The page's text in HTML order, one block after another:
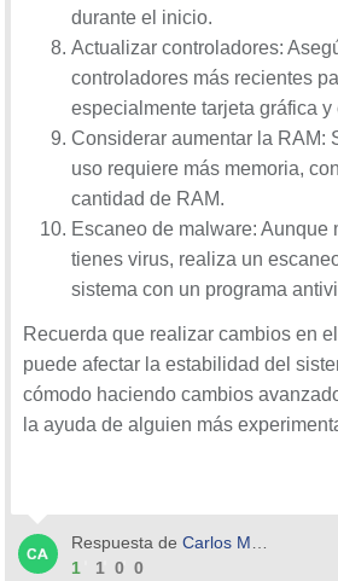
durante el inicio.
Actualizar controladores:
controladores más recientes
especialmente tarjeta gráfica y
Considerar aumentar la RAM:
uso requiere más memoria,
cantidad de RAM.
Escaneo de malware: Aunque
tienes virus, realiza un
sistema con un programa
Recuerda que realizar cambios en
puede afectar la estabilidad del
cómodo haciendo cambios
la ayuda de alguien más
Respuesta de Carlos Manuel Bautista Heredia
1
1 0 0